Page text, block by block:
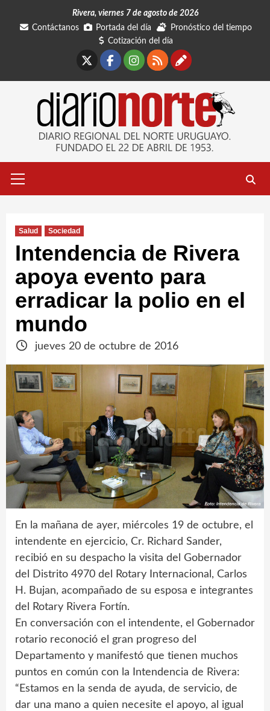
Rivera, viernes 7 de agosto de 2026
Contáctanos
Portada del día
Pronóstico del tiempo
Cotización del día
Facebook
Instagram
RSSContáctanos
primario
Salud Sociedad
Intendencia de Rivera
apoya evento para
erradicar la polio en el
mundo
jueves 20 de octubre de 2016
En la mañana de ayer, miércoles 19 de octubre, el
intendente en ejercicio, Cr. Richard Sander,
recibió en su despacho la visita del Gobernador
del Distrito 4970 del Rotary Internacional, Carlos
H. Bujan, acompañado de su esposa e integrantes
del Rotary Rivera Fortín.
En conversación con el intendente, el Gobernador
rotario reconoció el gran progreso del
Departamento y manifestó que tienen muchos
puntos en común con la Intendencia de Rivera:
“Estamos en la senda de ayuda, de servicio, de
dar una mano a quien necesite el apoyo, al igual